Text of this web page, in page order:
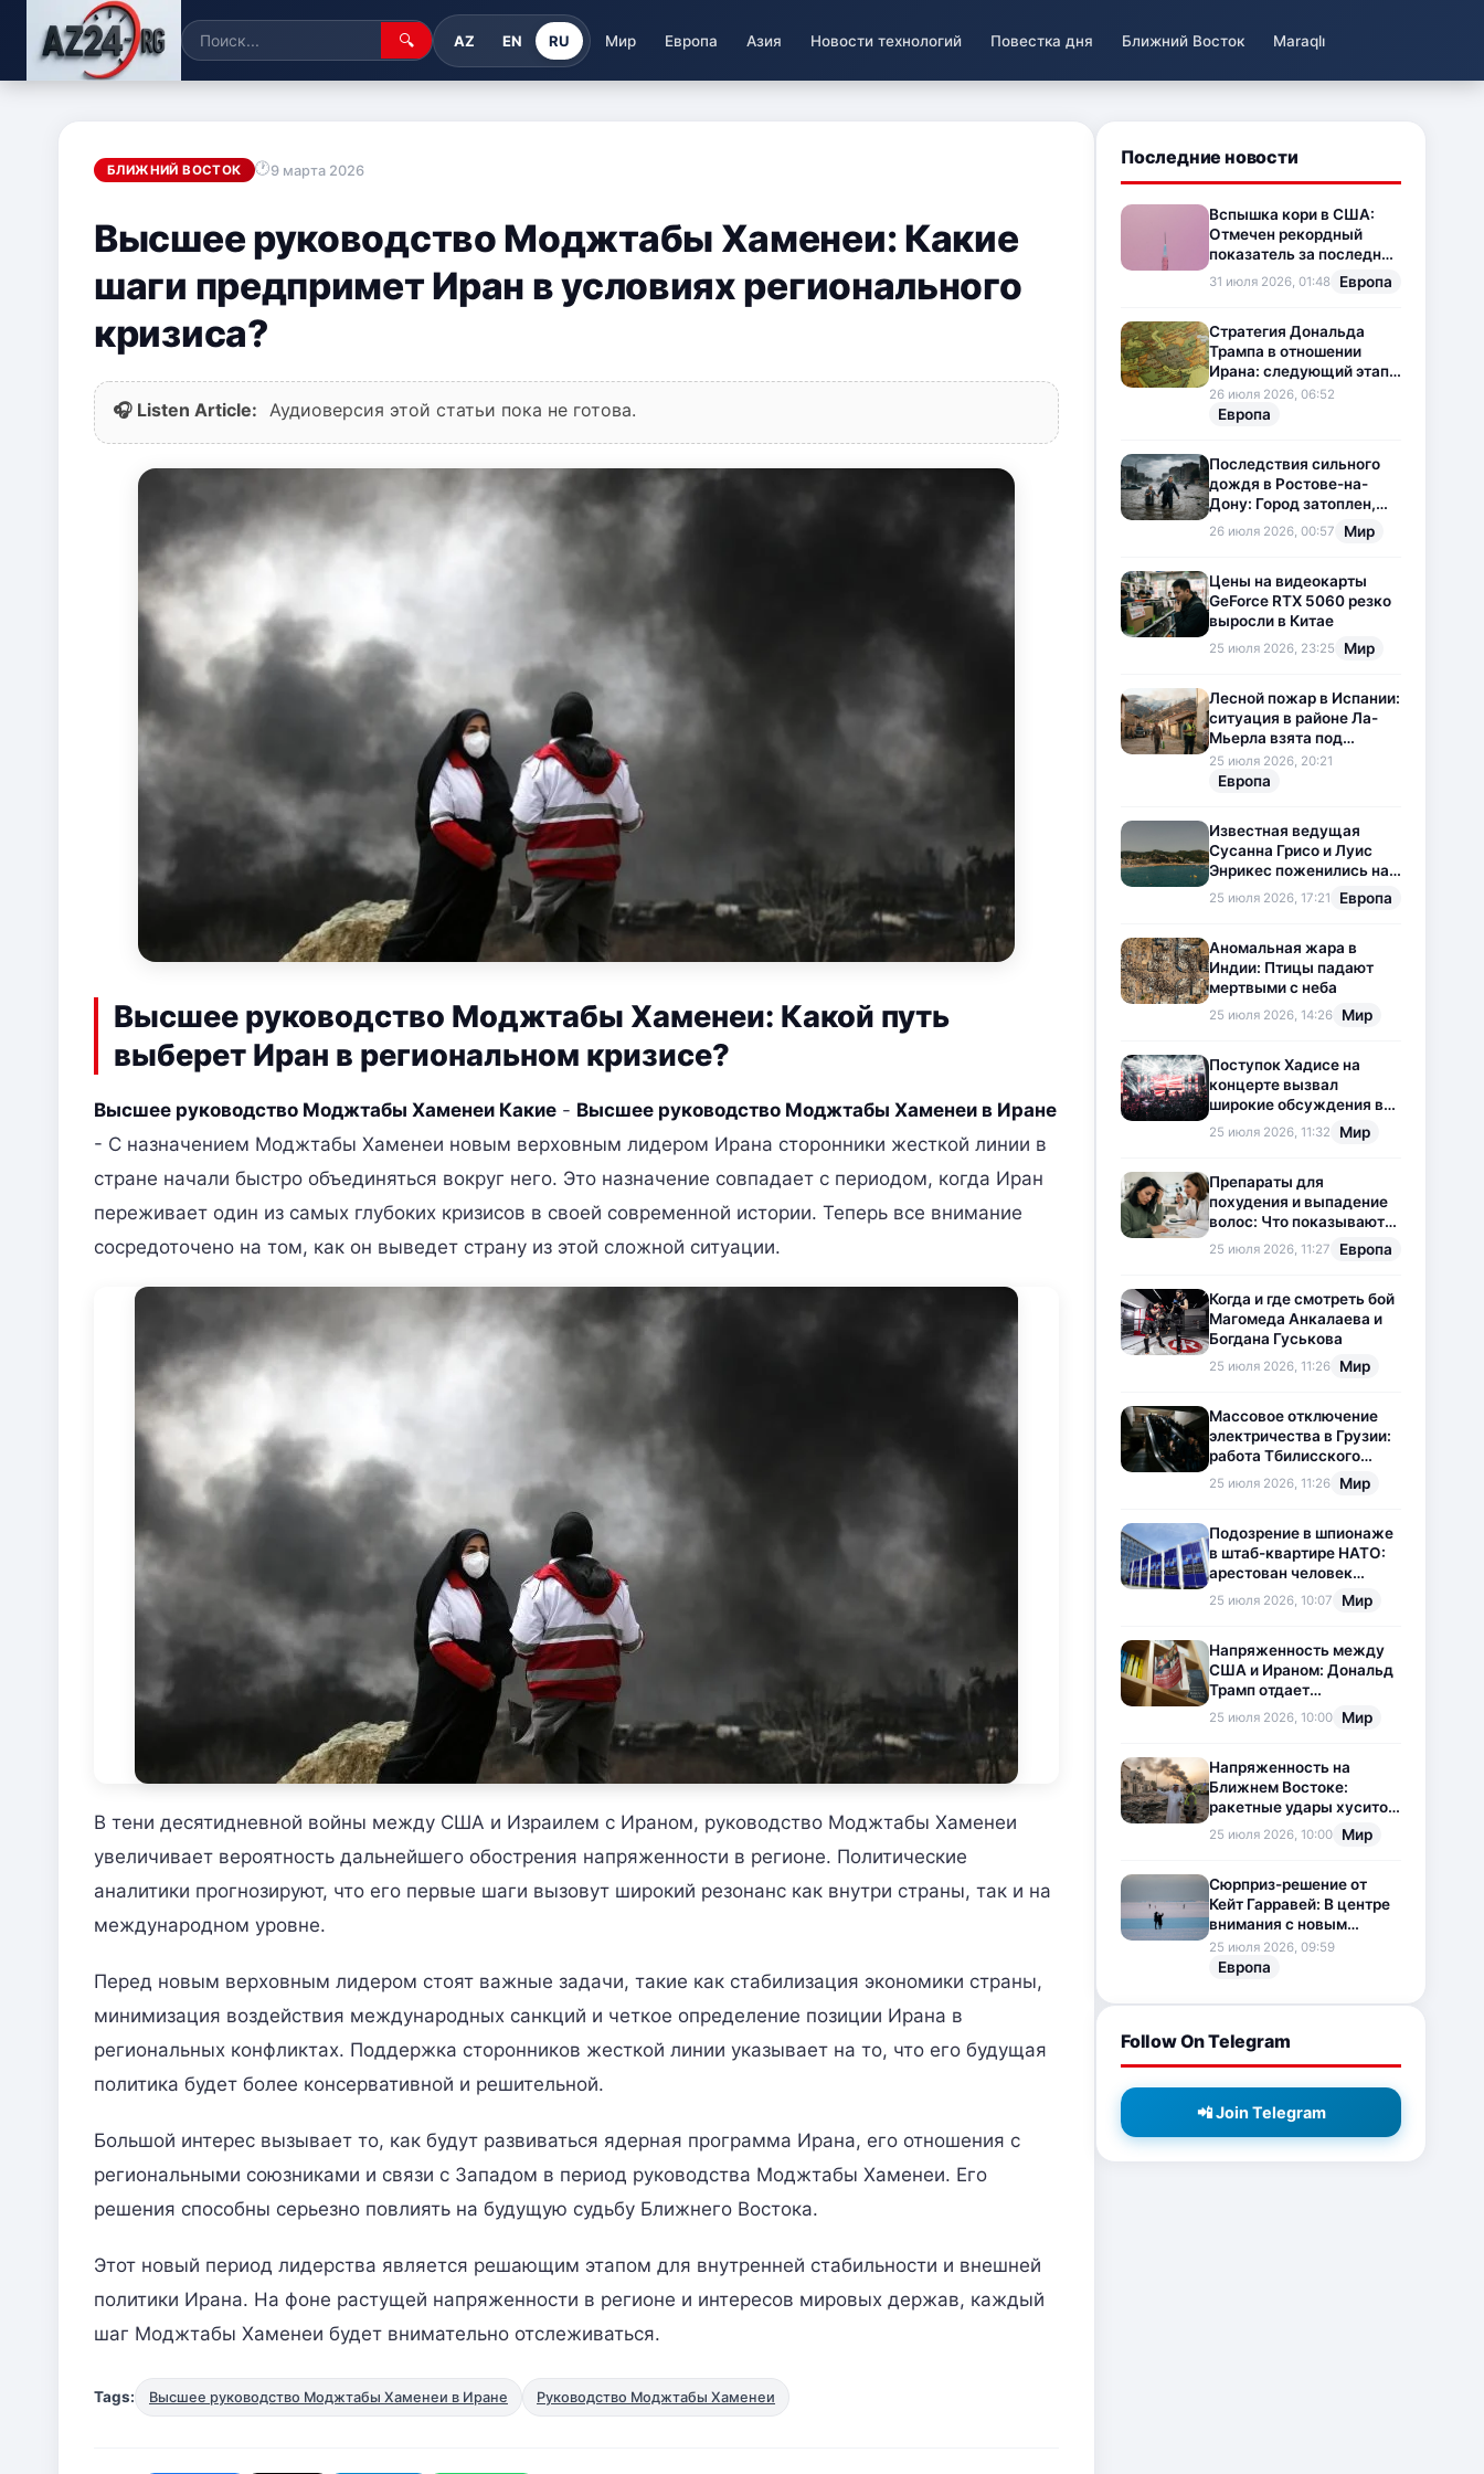
🔍 AZ EN RU Мир Европа Азия Новости технологий Повестка дня Ближний Восток Maraqlı
БЛИЖНИЙ ВОСТОК 9 марта 2026
Высшее руководство Моджтабы Хаменеи: Какие
шаги предпримет Иран в условиях регионального
кризиса?
🎧 Listen Article: Аудиоверсия этой статьи пока не готова.
Высшее руководство Моджтабы Хаменеи: Какой путь
выберет Иран в региональном кризисе?
Высшее руководство Моджтабы Хаменеи Какие - Высшее руководство Моджтабы Хаменеи в Иране
- С назначением Моджтабы Хаменеи новым верховным лидером Ирана сторонники жесткой линии в
стране начали быстро объединяться вокруг него. Это назначение совпадает с периодом, когда Иран
переживает один из самых глубоких кризисов в своей современной истории. Теперь все внимание
сосредоточено на том, как он выведет страну из этой сложной ситуации.
В тени десятидневной войны между США и Израилем с Ираном, руководство Моджтабы Хаменеи
увеличивает вероятность дальнейшего обострения напряженности в регионе. Политические
аналитики прогнозируют, что его первые шаги вызовут широкий резонанс как внутри страны, так и на
международном уровне.
Перед новым верховным лидером стоят важные задачи, такие как стабилизация экономики страны,
минимизация воздействия международных санкций и четкое определение позиции Ирана в
региональных конфликтах. Поддержка сторонников жесткой линии указывает на то, что его будущая
политика будет более консервативной и решительной.
Большой интерес вызывает то, как будут развиваться ядерная программа Ирана, его отношения с
региональными союзниками и связи с Западом в период руководства Моджтабы Хаменеи. Его
решения способны серьезно повлиять на будущую судьбу Ближнего Востока.
Этот новый период лидерства является решающим этапом для внутренней стабильности и внешней
политики Ирана. На фоне растущей напряженности в регионе и интересов мировых держав, каждый
шаг Моджтабы Хаменеи будет внимательно отслеживаться.
Tags: Высшее руководство Моджтабы Хаменеи в Иране Руководство Моджтабы Хаменеи
Последние новости
Вспышка кори в США:
Отмечен рекордный
показатель за последние
35 лет
31 июля 2026, 01:48 Европа
Стратегия Дональда
Трампа в отношении
Ирана: следующий этап
напряженности на
Ближнем Востоке
26 июля 2026, 06:52
Европа
Последствия сильного
дождя в Ростове-на-
Дону: Город затоплен,
свет отключен
26 июля 2026, 00:57 Мир
Цены на видеокарты
GeForce RTX 5060 резко
выросли в Китае
25 июля 2026, 23:25 Мир
Лесной пожар в Испании:
ситуация в районе Ла-
Мьерла взята под
контроль
25 июля 2026, 20:21
Европа
Известная ведущая
Сусанна Грисо и Луис
Энрикес поженились на
Коста-Браве
25 июля 2026, 17:21 Европа
Аномальная жара в
Индии: Птицы падают
мертвыми с неба
25 июля 2026, 14:26 Мир
Поступок Хадисе на
концерте вызвал
широкие обсуждения в
социальных сетях
25 июля 2026, 11:32 Мир
Препараты для
похудения и выпадение
волос: Что показывают
новые исследования?
25 июля 2026, 11:27 Европа
Когда и где смотреть бой
Магомеда Анкалаева и
Богдана Гуськова
25 июля 2026, 11:26 Мир
Массовое отключение
электричества в Грузии:
работа Тбилисского
метрополитена
приостановлена
25 июля 2026, 11:26 Мир
Подозрение в шпионаже
в штаб-квартире НАТО:
арестован человек
китайского
происхождения
25 июля 2026, 10:07 Мир
Напряженность между
США и Ираном: Дональд
Трамп отдает
предпочтение
дипломатии
25 июля 2026, 10:00 Мир
Напряженность на
Ближнем Востоке:
ракетные удары хуситов
по Саудовской Аравии
загоняют ситуацию в
25 июля 2026, 10:00 Мир
Сюрприз-решение от
Кейт Гарравей: В центре
внимания с новым
любовным
приключением
25 июля 2026, 09:59
Европа
Follow On Telegram
📲 Join Telegram